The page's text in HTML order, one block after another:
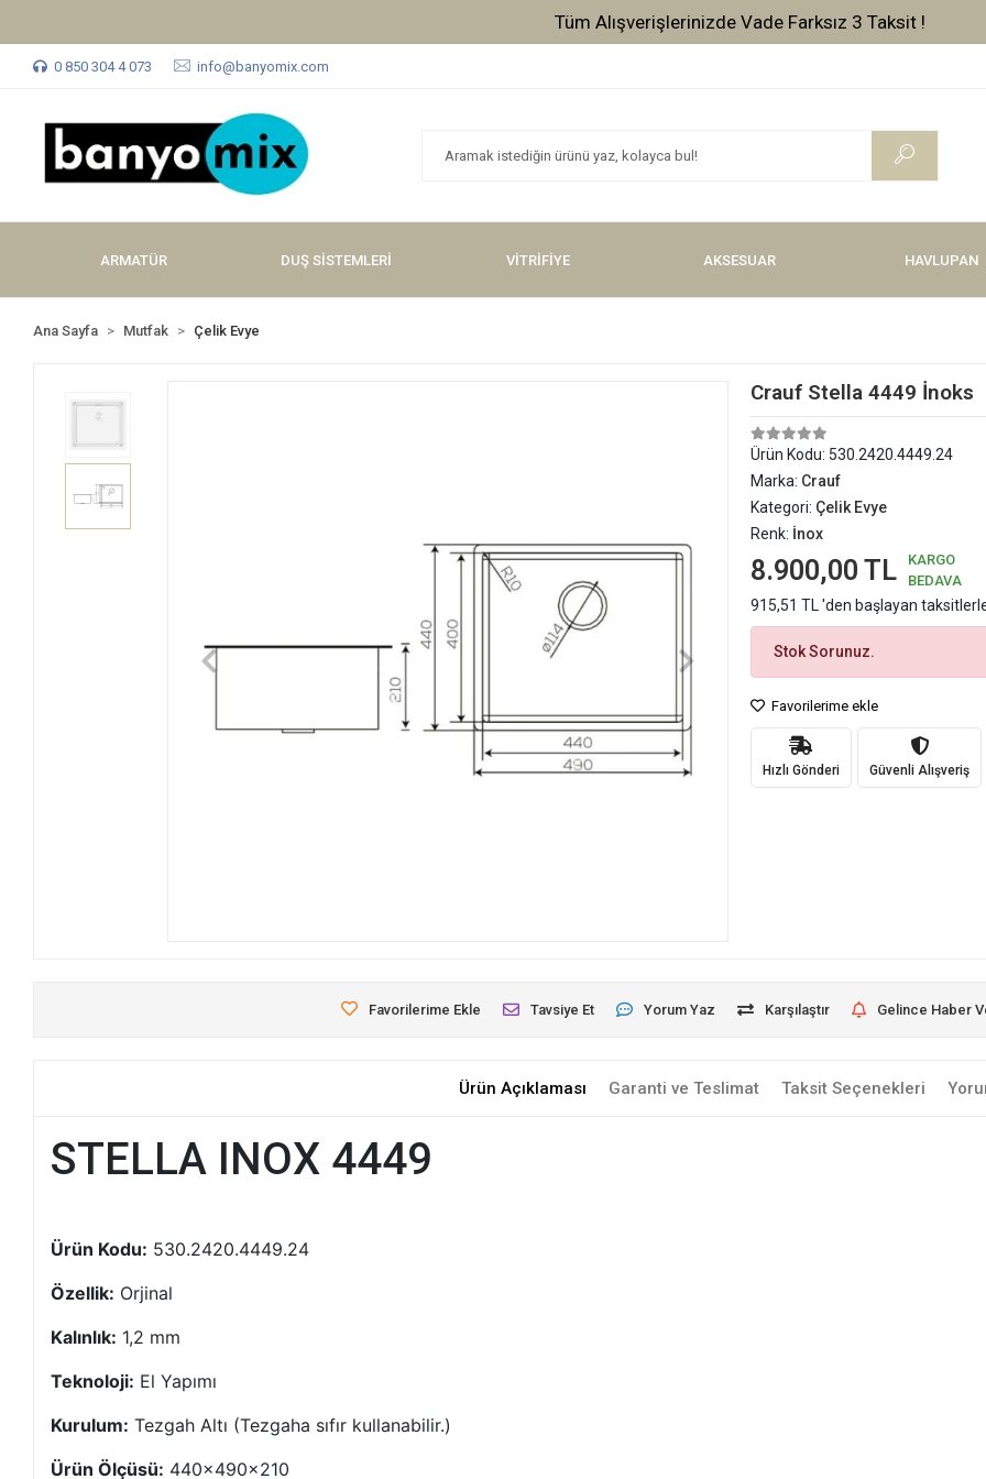
Tüm Alışverişlerinizde Vade Farksız 3 Taksit !
0 850 304 4 073 info@banyomix.com
ARMATÜR DUŞ SİSTEMLERİ VİTRİFİYE AKSESUAR HAVLUPAN
Ana Sayfa Mutfak Çelik Evye
Crauf Stella 4449 İnoks
Ürün Kodu: 530.2420.4449.24
Marka: Crauf
Kategori: Çelik Evye
Renk: İnox
8.900,00 TL
KARGO
BEDAVA
915,51 TL 'den başlayan
Stok Sorunuz.
Favorilerime ekle
Hızlı Gönderi Güvenli Alışveriş
Favorilerime Ekle Tavsiye Et Yorum Yaz Karşılaştır Gelince Haber
Ürün Açıklaması Garanti ve Teslimat Taksit Seçenekleri
STELLA INOX 4449
Ürün Kodu: 530.2420.4449.24
Özellik: Orjinal
Kalınlık: 1,2 mm
Teknoloji: El Yapımı
Kurulum: Tezgah Altı (Tezgaha sıfır kullanabilir.)
Ürün Ölçüsü: 440x490x210